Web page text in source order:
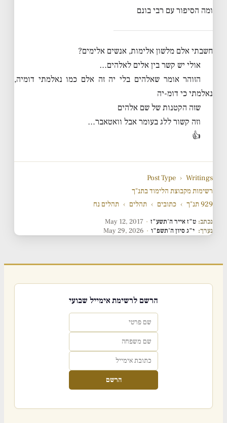
ומה הסיפור עם רבי בונם
חשבתי אלם מלשון אלימות, אנשים אלימים?
אולי יש קשר בין אלים לאלהים…
הזוהר אומר שאלהים בלי יה זה אלם כמו נאלמתי דומיה,
נאלמתי כי דומ-יה
שזה הקטנות של שם אלהים
וזה קשור ללג בעומר אבל וואטאבר…
👍
Post Type › Writings
רשימות מקבוצת הלימוד בתנ"ך
929 תנ"ך
› כתובים › תהלים › תהלים נח
נכתב: ט"ז אייר ה'תשע"ז ·
May 12, 2017
נערך: י"ג סיון ה'תשפ"ו ·
May 29, 2026
הרשם לרשימת אימייל שבועי
הרשם